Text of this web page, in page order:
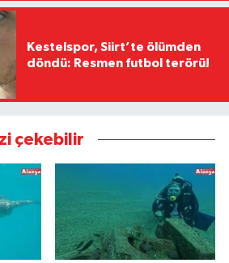
Kestelspor, Siirt’te ölümden
döndü: Resmen futbol terörü!
çekebilir